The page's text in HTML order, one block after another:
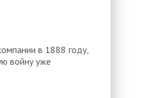
в 1888 году,
войну уже